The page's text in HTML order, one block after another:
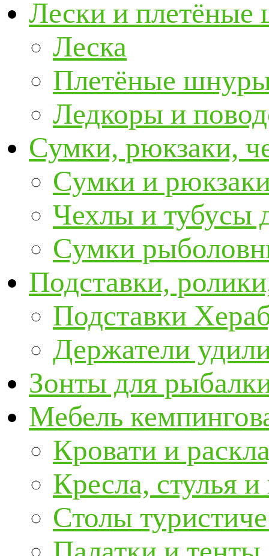
Лески и
Леска
Плетёные
Ледкоры и
Сумки, рюкзаки,
Сумки и
Чехлы и тубусы
Сумки
Подставки,
Подставки
Держатели
Зонты для
Мебель
Кровати и
Кресла, стулья
Столы